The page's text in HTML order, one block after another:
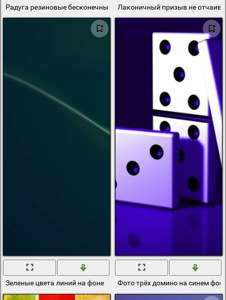
Радуга резиновые бесконечные линииЛаконичный призыв не
Зеленые цвета линий на фоне Фото трёх домино на синем